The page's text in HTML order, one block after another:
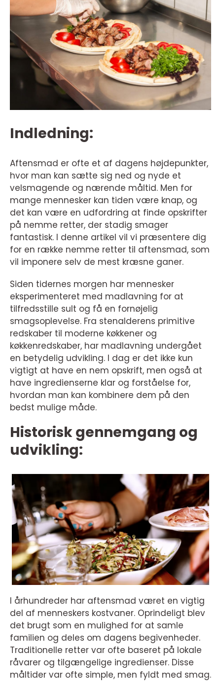
Indledning:
Aftensmad er ofte et af dagens højdepunkter,
hvor man kan sætte sig ned og nyde et
velsmagende og nærende måltid. Men for
mange mennesker kan tiden være knap, og
det kan være en udfordring at finde opskrifter
på nemme retter, der stadig smager
fantastisk. I denne artikel vil vi præsentere dig
for en række nemme retter til aftensmad, som
vil imponere selv de mest kræsne ganer.
Siden tidernes morgen har mennesker
eksperimenteret med madlavning for at
tilfredsstille sult og få en fornøjelig
smagsoplevelse. Fra stenalderens primitive
redskaber til moderne køkkener og
køkkenredskaber, har madlavning undergået
en betydelig udvikling. I dag er det ikke kun
vigtigt at have en nem opskrift, men også at
have ingredienserne klar og forståelse for,
hvordan man kan kombinere dem på den
bedst mulige måde.
Historisk gennemgang og
udvikling:
I århundreder har aftensmad været en vigtig
del af menneskers kostvaner. Oprindeligt blev
det brugt som en mulighed for at samle
familien og deles om dagens begivenheder.
Traditionelle retter var ofte baseret på lokale
råvarer og tilgængelige ingredienser. Disse
måltider var ofte simple, men fyldt med smag.